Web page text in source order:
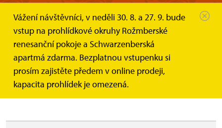
Vážení návštěvníci, v neděli 30. 8. a 27. 9. bude
vstup na prohlídkové okruhy Rožmberské
renesanční pokoje a Schwarzenberská
apartmá zdarma. Bezplatnou vstupenku si
prosím zajistěte předem v online prodeji,
kapacita prohlídek je omezená.
Třeboň Akce TŘEBOŇ: závěrečné vystoupení...
TŘEBOŇ: závěrečné vystoupení
Dětí pánů z Růže - kroužek
historického tance DDM